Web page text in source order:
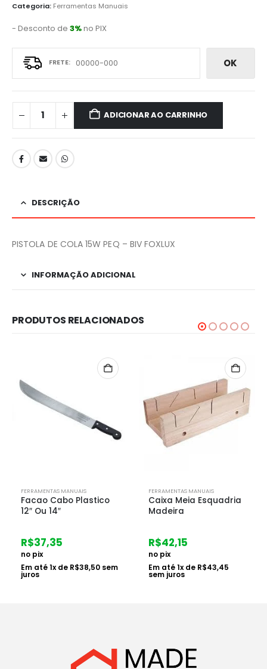
Categoria: Ferramentas Manuais
- Desconto de 3%no PIX
OK
ADICIONAR AO CARRINHO
DESCRIÇÃO
PISTOLA DE COLA 15W PEQ – BIV FOXLUX
INFORMAÇÃO ADICIONAL
PRODUTOS RELACIONADOS
FERRAMENTAS MANUAIS
Caixa Meia Esquadria
Madeira
R$42,15
no pix
Em até1x de R$43,45
sem juros
FERRAMENTAS MANUAIS
Picareta Larga C/
Cabo
R$116,30
no pix
Em até2x deR$59,95
sem juros